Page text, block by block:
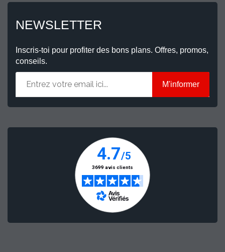
NEWSLETTER
Inscris-toi pour profiter des bons plans. Offres, promos,
conseils.
M'informer